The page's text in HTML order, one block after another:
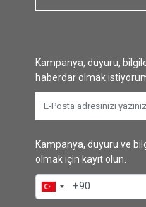
Kampanya, duyuru,
haberdar olmak
Kampanya, duyuru ve
olmak için kayıt olun.